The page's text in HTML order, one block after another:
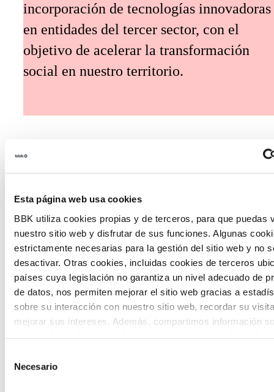
Esta página web usa cookies
BBK utiliza cookies propias y de terceros, para que puedas
nuestro sitio web y disfrutar de sus funciones. Algunas
estrictamente necesarias para la gestión del sitio web y no
desactivar. Otras cookies, incluidas cookies de terceros
países cuya legislación no garantiza un nivel adecuado de
de datos, nos permiten mejorar el sitio web gracias a
sobre su interacción con nuestro sitio web, recordar su
mejorar sus intereses. Además, compartimos información
proporcionado o que hayan recopilado a partir del uso que
Necesario
incorporación de tecnologías innovadoras
en entidades del tercer sector, con el
objetivo de acelerar la transformación
social en nuestro territorio.
Habitantes del futuro
Habitantes del Futuro es un espacio de
prospectiva ciudadana orientado a
introducir la participación de la
ciudadanía y la voz de los jóvenes en la
definición de escenarios futuros y el
diseño de soluciones a los principales
retos de Euskadi.